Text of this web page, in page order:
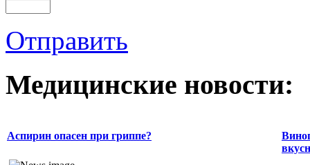
Отправить
Медицинские новости:
Аспирин опасен при гриппе?